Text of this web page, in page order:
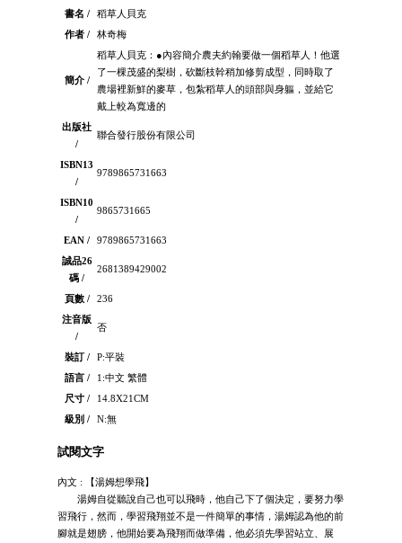
書名 /
稻草人貝克
作者 /
林奇梅
簡介 /
稻草人貝克：●內容簡介農夫約翰要做一個稻草人！他選
了一棵茂盛的梨樹，砍斷枝幹稍加修剪成型，同時取了
農場裡新鮮的麥草，包紮稻草人的頭部與身軀，並給它
戴上較為寬邊的
出版社
/
聯合發行股份有限公司
ISBN13
/
9789865731663
ISBN10
/
9865731665
EAN /
9789865731663
誠品26
碼 /
2681389429002
頁數 /
236
注音版
/
否
裝訂 /
P:平裝
語言 /
1:中文 繁體
尺寸 /
14.8X21CM
級別 /
N:無
試閱文字
內文 : 【湯姆想學飛】
湯姆自從聽說自己也可以飛時，他自己下了個決定，要努力學
習飛行，然而，學習飛翔並不是一件簡單的事情，湯姆認為他的前
腳就是翅膀，他開始要為飛翔而做準備，他必須先學習站立、展